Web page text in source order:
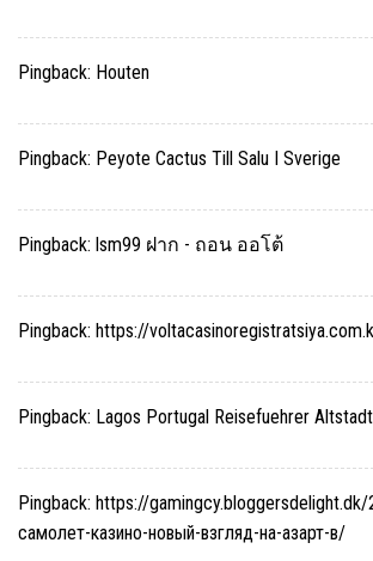
Pingback: Houten
Pingback: Peyote Cactus Till Salu I Sverige
Pingback: lsm99 ฝาก - ถอน ออโต้
Pingback: https://
Pingback: Lagos Portugal Reisefuehrer Altstadt
Pingback: https://
самолет-казино-новый-взгляд-на-азарт-в/